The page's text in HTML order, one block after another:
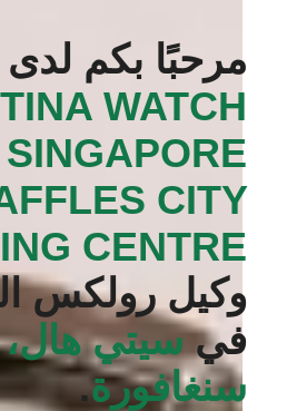
مرحبًا بكم لدى
WATCH
SINGAPORE
CITY
CENTRE‬
وكيل رولكس
فيسيتي هال،
سنغافورة.